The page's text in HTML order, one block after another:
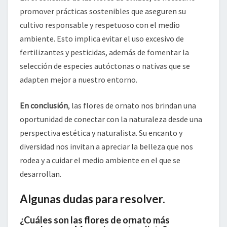
promover prácticas sostenibles que aseguren su
cultivo responsable y respetuoso con el medio
ambiente. Esto implica evitar el uso excesivo de
fertilizantes y pesticidas, además de fomentar la
selección de especies autóctonas o nativas que se
adapten mejor a nuestro entorno.
En conclusión, las flores de ornato nos brindan una
oportunidad de conectar con la naturaleza desde una
perspectiva estética y naturalista. Su encanto y
diversidad nos invitan a apreciar la belleza que nos
rodea y a cuidar el medio ambiente en el que se
desarrollan.
Algunas dudas para resolver.
¿Cuáles son las flores de ornato más